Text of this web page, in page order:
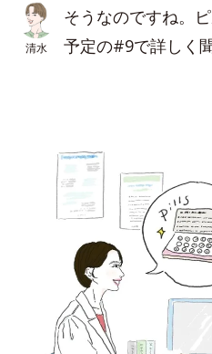
清水
そうなのですね。
予定の#9で詳しく